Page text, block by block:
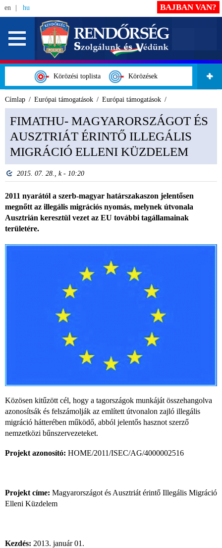
en hu
Körözési toplista Körözések
BAJBAN VAN?
Címlap Európai támogatások Európai támogatások
FIMATHU- MAGYARORSZÁGOT ÉS
AUSZTRIÁT ÉRINTŐ ILLEGÁLIS
MIGRÁCIÓ ELLENI KÜZDELEM
2015. 07. 28., k - 10:20
2011 nyarától a szerb-magyar határszakaszon jelentősen
megnőtt az illegális migrációs nyomás, melynek útvonala
Ausztrián keresztül vezet az EU további tagállamainak
területére.
Közösen kitűzött cél, hogy a tagországok munkáját összehangolva
azonosítsák és felszámolják az említett útvonalon zajló illegális
migráció hátterében működő, abból jelentős hasznot szerző
nemzetközi bűnszervezeteket.
Projekt azonosító: HOME/2011/ISEC/AG/4000002516
Projekt címe: Magyarországot és Ausztriát érintő Illegális Migráció
Elleni Küzdelem
Kezdés: 2013. január 01.